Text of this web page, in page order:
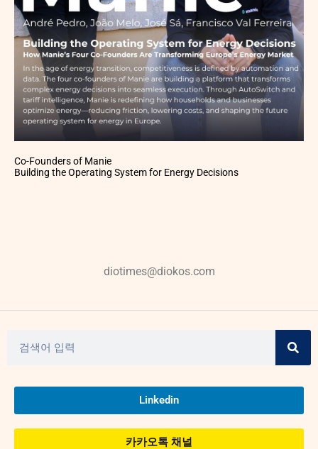
Co-Founders of Manie
Building the Operating System for Energy Decisions
diotimes@diokos.com
Linkedin
카카오톡 채널